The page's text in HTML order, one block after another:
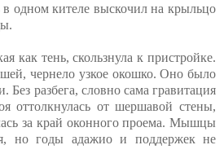
одном кителе выскочил на крыльцо
как тень, скользнула к пристройке.
чернело узкое окошко. Оно было
Без разбега, словно сама гравитация
оттолкнулась от шершавой стены,
за край оконного проема. Мышцы
но годы адажио и поддержек не